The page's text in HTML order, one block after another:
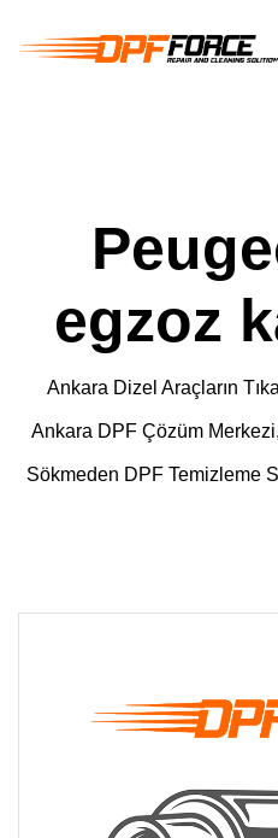
egzoz
Ankara Dizel Araçların
Ankara DPF Çözüm
Sökmeden DPF Temizleme